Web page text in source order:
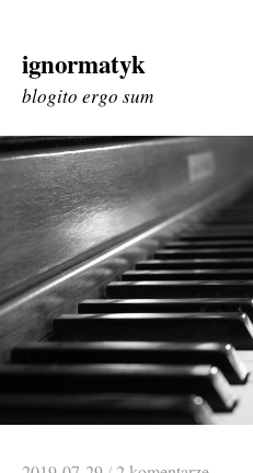
Skip
to
ignormatyk
blogito ergo sum